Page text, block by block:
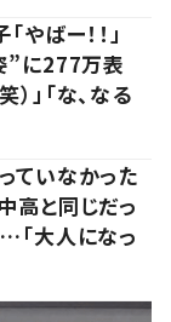
やばー！！」
”に277万表
」「な、なる
ていなかった
高と同じだっ
大人になっ